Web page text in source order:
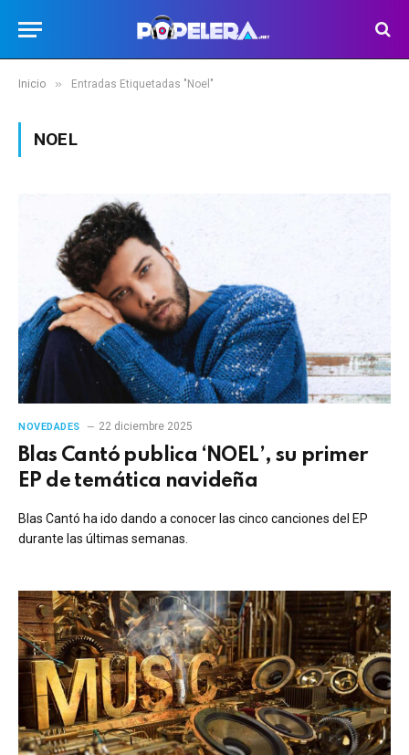
Inicio » Entradas Etiquetadas "Noel"
NOEL
NOVEDADES 22 diciembre 2025
Blas Cantó publica ‘NOEL’, su primer
EP de temática navideña
Blas Cantó ha ido dando a conocer las cinco canciones del EP
durante las últimas semanas.